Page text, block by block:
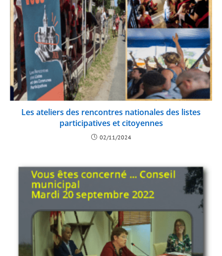
Les ateliers des rencontres nationales des listes
participatives et citoyennes
02/11/2024